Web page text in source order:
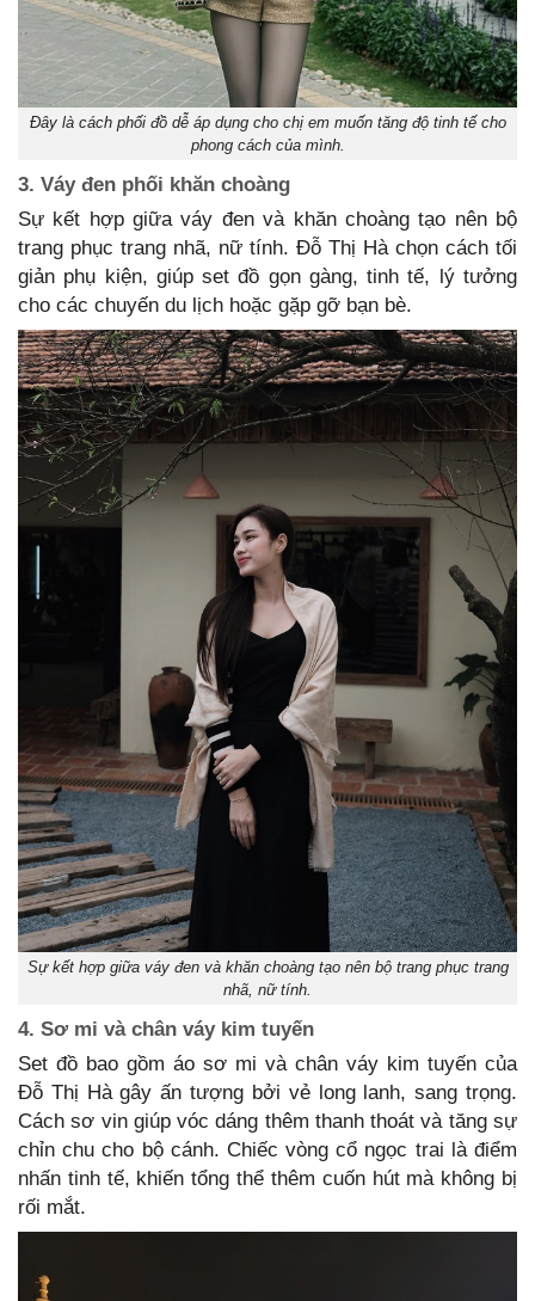
Đây là cách phối đồ dễ áp dụng cho chị em muốn tăng độ tinh tế cho
phong cách của mình.
3. Váy đen phối khăn choàng
Sự kết hợp giữa váy đen và khăn choàng tạo nên bộ
trang phục trang nhã, nữ tính. Đỗ Thị Hà chọn cách tối
giản phụ kiện, giúp set đồ gọn gàng, tinh tế, lý tưởng
cho các chuyến du lịch hoặc gặp gỡ bạn bè.
Sự kết hợp giữa váy đen và khăn choàng tạo nên bộ trang phục trang
nhã, nữ tính.
4. Sơ mi và chân váy kim tuyến
Set đồ bao gồm áo sơ mi và chân váy kim tuyến của
Đỗ Thị Hà gây ấn tượng bởi vẻ long lanh, sang trọng.
Cách sơ vin giúp vóc dáng thêm thanh thoát và tăng sự
chỉn chu cho bộ cánh. Chiếc vòng cổ ngọc trai là điểm
nhấn tinh tế, khiến tổng thể thêm cuốn hút mà không bị
rối mắt.